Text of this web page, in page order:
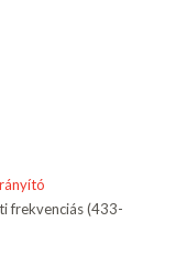
frekvenciás (433-